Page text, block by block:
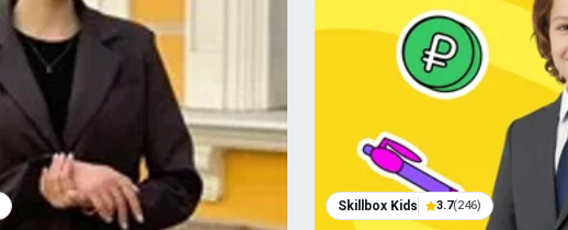
Skillbox Kids 3.7(246)